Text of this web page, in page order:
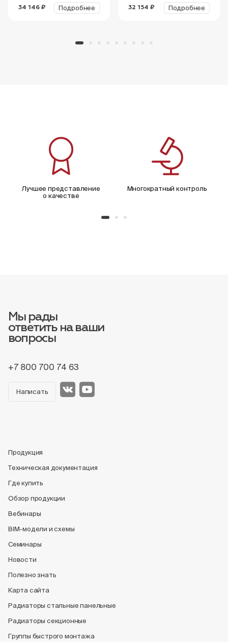
34 146 ₽ Подробнее 32 154 ₽ Подробнее
Лучшее представление
о качестве
Многократный контроль
Мы рады
ответить на ваши
вопросы
+7 800 700 74 63
Написать
Продукция
Техническая документация
Где купить
Обзор продукции
Вебинары
BIM-модели и схемы
Семинары
Новости
Полезно знать
Карта сайта
Радиаторы стальные панельные
Радиаторы секционные
Группы быстрого монтажа